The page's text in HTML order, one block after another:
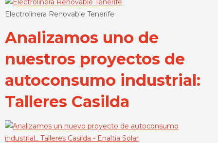
Electrolinera Renovable Tenerife
Analizamos uno de
nuestros proyectos de
autoconsumo industrial:
Talleres Casilda